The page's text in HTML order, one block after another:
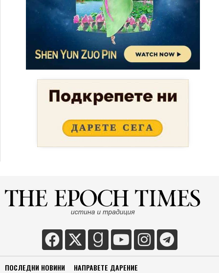
ПОСЛЕДНИ НОВИНИ НАПРАВЕТЕ ДАРЕНИЕ